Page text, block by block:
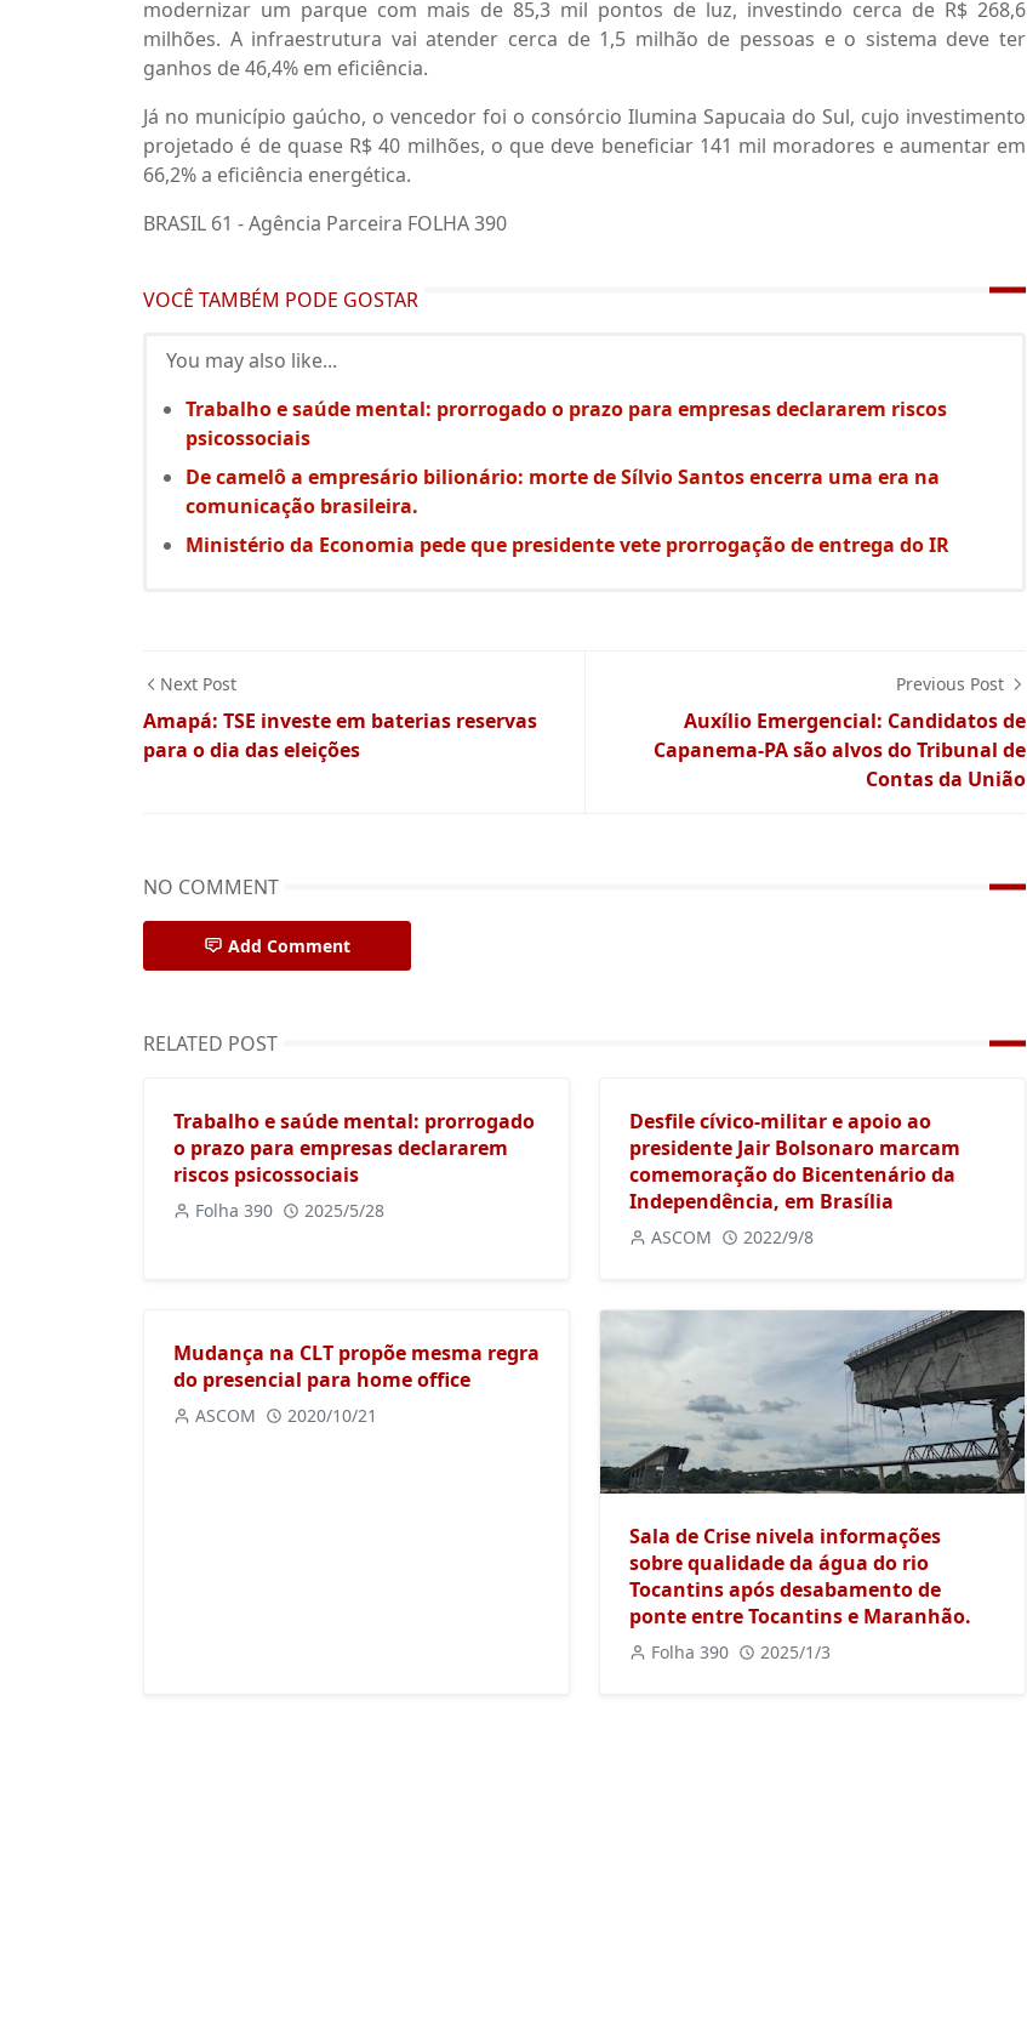
modernizar um parque com mais de 85,3 mil pontos de luz, investindo cerca de R$ 268,6
milhões. A infraestrutura vai atender cerca de 1,5 milhão de pessoas e o sistema deve ter
ganhos de 46,4% em eficiência.
Já no município gaúcho, o vencedor foi o consórcio Ilumina Sapucaia do Sul, cujo investimento
projetado é de quase R$ 40 milhões, o que deve beneficiar 141 mil moradores e aumentar em
66,2% a eficiência energética.
BRASIL 61 - Agência Parceira FOLHA 390
VOCÊ TAMBÉM PODE GOSTAR
You may also like...
Trabalho e saúde mental: prorrogado o prazo para empresas declararem riscos
psicossociais
De camelô a empresário bilionário: morte de Sílvio Santos encerra uma era na
comunicação brasileira.
Ministério da Economia pede que presidente vete prorrogação de entrega do IR
Next Post
Amapá: TSE investe em baterias reservas
para o dia das eleições
Previous Post
Auxílio Emergencial: Candidatos de
Capanema-PA são alvos do Tribunal de
Contas da União
NO COMMENT
Add Comment
RELATED POST
Trabalho e saúde mental: prorrogado
o prazo para empresas declararem
riscos psicossociais
Folha 390 2025/5/28
Desfile cívico-militar e apoio ao
presidente Jair Bolsonaro marcam
comemoração do Bicentenário da
Independência, em Brasília
ASCOM 2022/9/8
Mudança na CLT propõe mesma regra
do presencial para home office
ASCOM 2020/10/21
Sala de Crise nivela informações
sobre qualidade da água do rio
Tocantins após desabamento de
ponte entre Tocantins e Maranhão.
Folha 390 2025/1/3